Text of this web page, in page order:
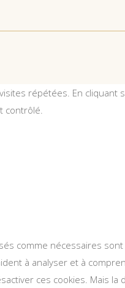
répétées. En cliquant
contrôlé.
comme nécessaires
à analyser et à
ces cookies. Mais la